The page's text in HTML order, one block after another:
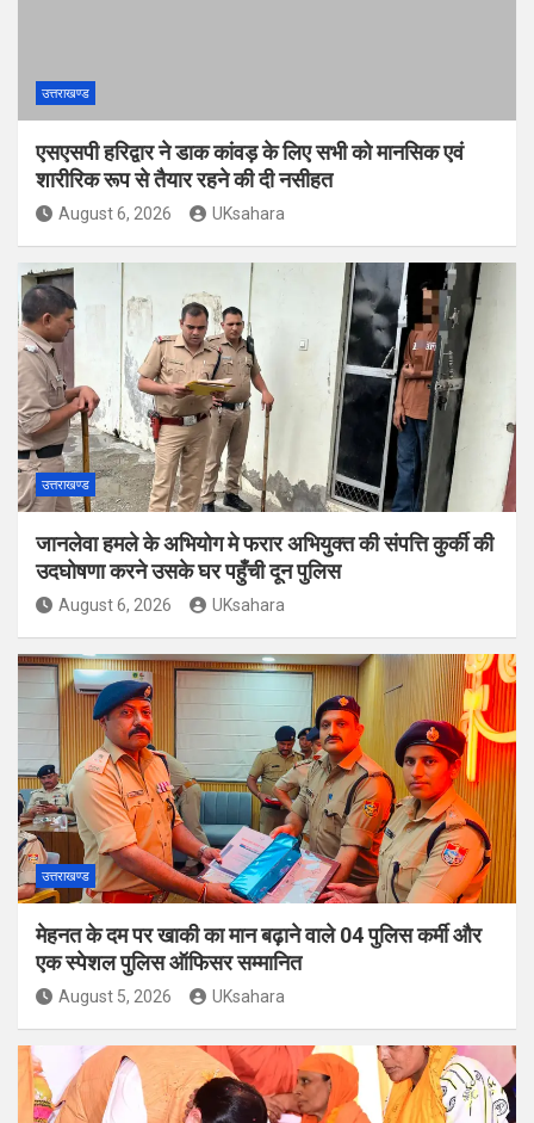
उत्तराखण्ड
एसएसपी हरिद्वार ने डाक कांवड़ के लिए सभी को मानसिक एवं
शारीरिक रूप से तैयार रहने की दी नसीहत
August 6, 2026 UKsahara
उत्तराखण्ड
जानलेवा हमले के अभियोग मे फरार अभियुक्त की संपत्ति कुर्की की
उदघोषणा करने उसके घर पहुँची दून पुलिस
August 6, 2026 UKsahara
उत्तराखण्ड
मेहनत के दम पर खाकी का मान बढ़ाने वाले 04 पुलिस कर्मी और
एक स्पेशल पुलिस ऑफिसर सम्मानित
August 5, 2026 UKsahara